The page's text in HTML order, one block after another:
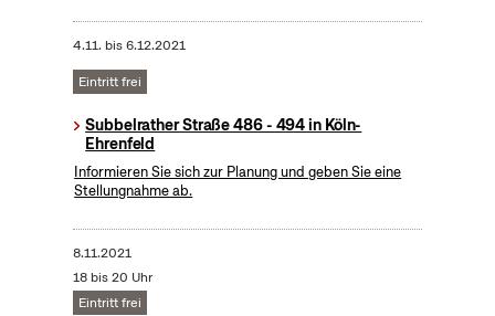
4.11. bis6.12.2021
Eintritt frei
Subbelrather Straße 486 - 494 in Köln-
Ehrenfeld
Informieren Sie sich zur Planung und geben Sie eine
Stellungnahme ab.
8.11.2021
18 bis 20 Uhr
Eintritt frei